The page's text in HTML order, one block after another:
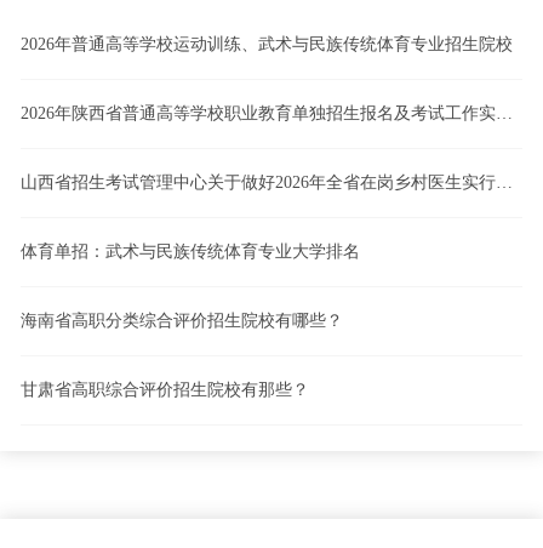
2026年普通高等学校运动训练、武术与民族传统体育专业招生院校
2026年陕西省普通高等学校职业教育单独招生报名及考试工作实施办法
山西省招生考试管理中心关于做好2026年全省在岗乡村医生实行高职院校单独招生工作的通知
体育单招：武术与民族传统体育专业大学排名
海南省高职分类综合评价招生院校有哪些？
甘肃省高职综合评价招生院校有那些？